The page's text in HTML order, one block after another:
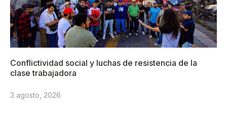
Conflictividad social y luchas de resistencia de la
clase trabajadora
3 agosto, 2026